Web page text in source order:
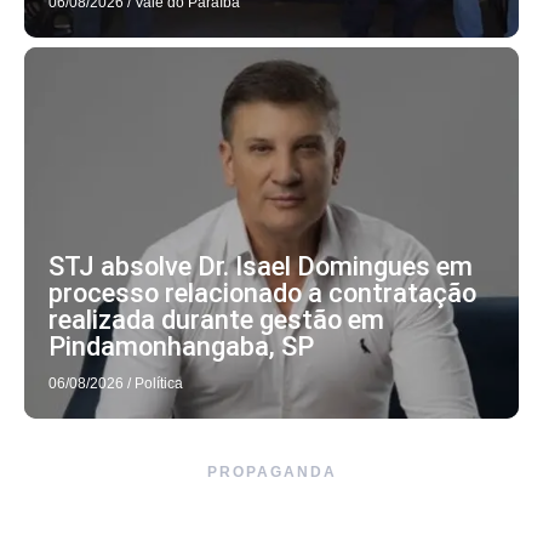
STJ absolve Dr. Isael Domingues em
processo relacionado a contratação
realizada durante gestão em
Pindamonhangaba, SP
06/08/2026 / Política
PROPAGANDA